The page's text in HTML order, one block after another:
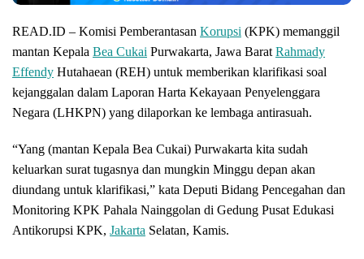
READ.ID – Komisi Pemberantasan Korupsi (KPK) memanggil
mantan Kepala Bea Cukai Purwakarta, Jawa Barat Rahmady
Effendy Hutahaean (REH) untuk memberikan klarifikasi soal
kejanggalan dalam Laporan Harta Kekayaan Penyelenggara
Negara (LHKPN) yang dilaporkan ke lembaga antirasuah.
“Yang (mantan Kepala Bea Cukai) Purwakarta kita sudah
keluarkan surat tugasnya dan mungkin Minggu depan akan
diundang untuk klarifikasi,” kata Deputi Bidang Pencegahan dan
Monitoring KPK Pahala Nainggolan di Gedung Pusat Edukasi
Antikorupsi KPK, Jakarta Selatan, Kamis.